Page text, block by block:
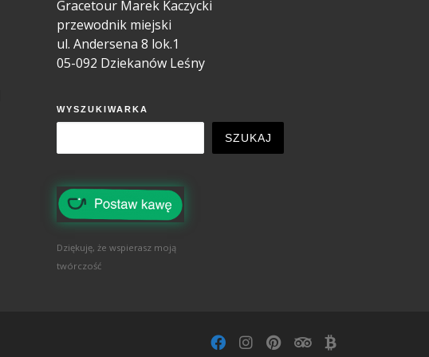
Gracetour Marek Kaczycki
przewodnik miejski
ul. Andersena 8 lok.1
05-092 Dziekanów Leśny
WYSZUKIWARKA
SZUKAJ
Dziękuję, że wspierasz moją
twórczość